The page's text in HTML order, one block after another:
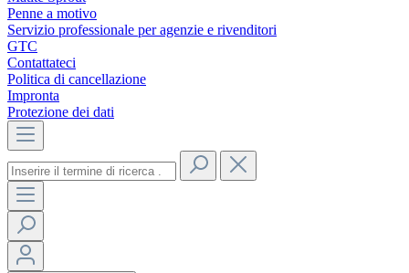
Penne a motivo
Servizio professionale per agenzie e rivenditori
GTC
Contattateci
Politica di cancellazione
Impronta
Protezione dei dati